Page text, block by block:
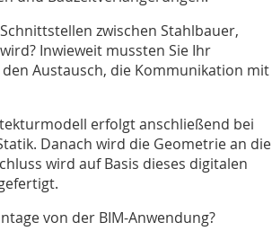
zwischen Stahlbauer,
Inwieweit mussten Sie Ihr
Austausch, die Kommunikation mit
erfolgt anschließend bei
Danach wird die Geometrie an die
wird auf Basis dieses digitalen
von der BIM-Anwendung?